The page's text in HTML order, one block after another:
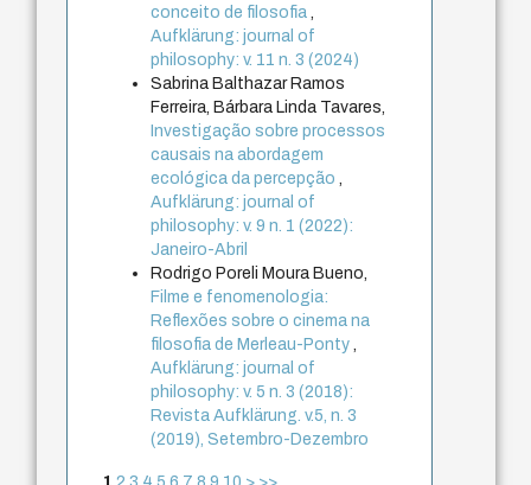
conceito de filosofia,
Aufklärung: journal of
philosophy: v. 11 n. 3 (2024)
Sabrina Balthazar Ramos
Ferreira, Bárbara Linda Tavares,
Investigação sobre processos
causais na abordagem
ecológica da percepção,
Aufklärung: journal of
philosophy: v. 9 n. 1 (2022):
Janeiro-Abril
Rodrigo Poreli Moura Bueno,
Filme e fenomenologia:
Reflexões sobre o cinema na
filosofia de Merleau-Ponty,
Aufklärung: journal of
philosophy: v. 5 n. 3 (2018):
Revista Aufklärung. v.5, n. 3
(2019), Setembro-Dezembro